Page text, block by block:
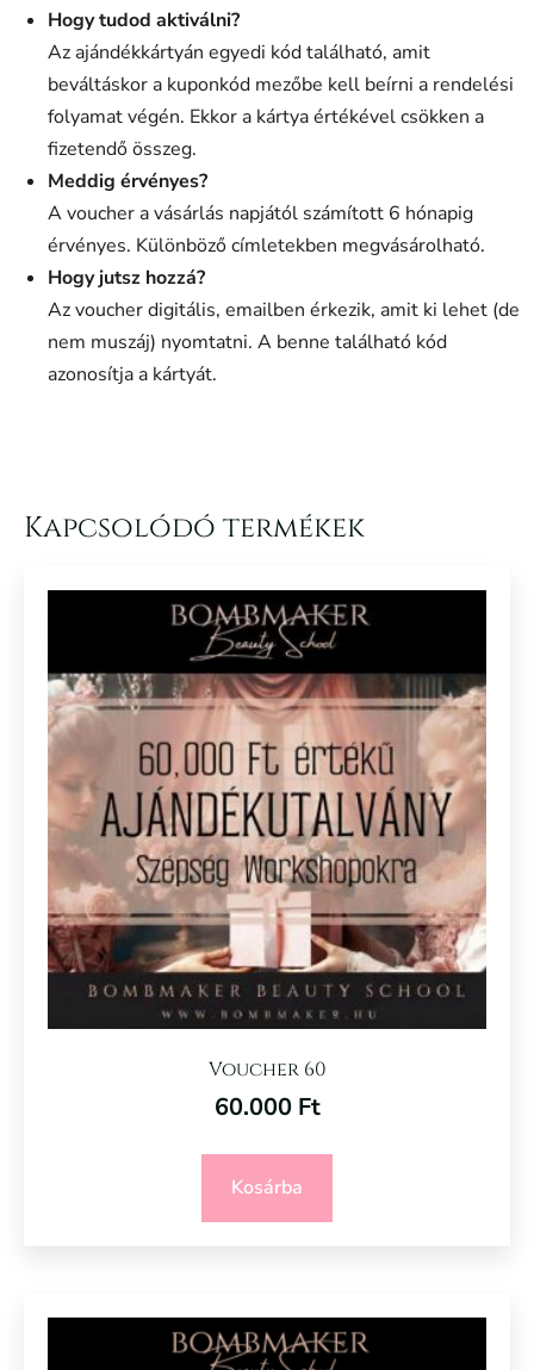
Hogy tudod aktiválni?
Az ajándékkártyán egyedi kód található, amit
beváltáskor a kuponkód mezőbe kell beírni a rendelési
folyamat végén. Ekkor a kártya értékével csökken a
fizetendő összeg.
Meddig érvényes?
A voucher a vásárlás napjától számított 6 hónapig
érvényes. Különböző címletekben megvásárolható.
Hogy jutsz hozzá?
Az voucher digitális, emailben érkezik, amit ki lehet (de
nem muszáj) nyomtatni. A benne található kód
azonosítja a kártyát.
Kapcsolódó termékek
Voucher 60
60.000 Ft
Kosárba